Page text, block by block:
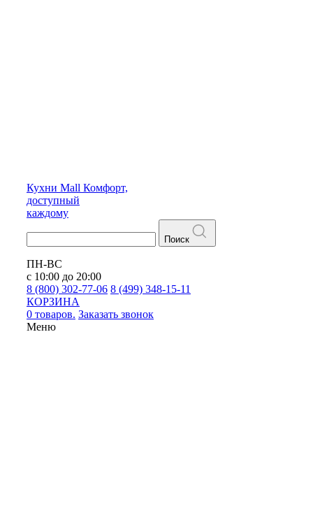
Кухни Mall Комфорт,
доступный
каждому
Поиск
ПН-ВС
с 10:00 до 20:00
8 (800) 302-77-06 8 (499) 348-15-11
КОРЗИНА
0 товаров. Заказать звонок
Меню